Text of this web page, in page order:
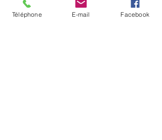
Amitié Loisirs a réouvert ses
portes
Téléphone E-mail Facebook